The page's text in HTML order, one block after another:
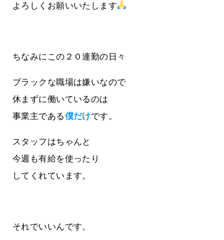
よろしくお願いいたします
ちなみにこの２０連勤の日々
ブラックな職場は嫌いなので
休まずに働いているのは
事業主である僕だけです。
スタッフはちゃんと
今週も有給を使ったり
してくれています。
それでいいんです。